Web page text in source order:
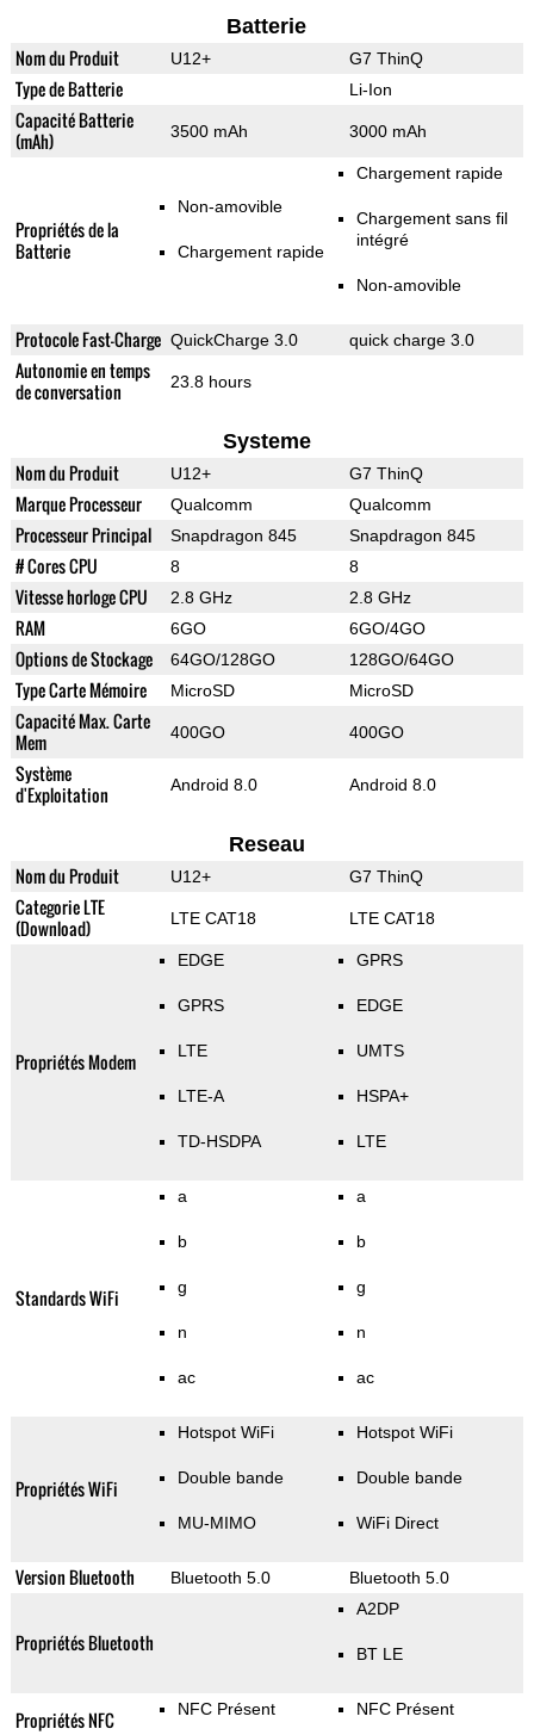
Batterie
Nom du Produit U12+ G7 ThinQ
Type de Batterie Li-Ion
Capacité Batterie
(mAh)
3500 mAh 3000 mAh
Propriétés de la
Batterie
Non-amovible
Chargement rapide
Chargement rapide
Chargement sans fil
intégré
Non-amovible
Protocole Fast-Charge QuickCharge 3.0 quick charge 3.0
Autonomie en temps
de conversation
23.8 hours
Systeme
Nom du Produit U12+ G7 ThinQ
Marque Processeur Qualcomm Qualcomm
Processeur Principal Snapdragon 845 Snapdragon 845
# Cores CPU 8 8
Vitesse horloge CPU 2.8 GHz 2.8 GHz
RAM 6GO 6GO/4GO
Options de Stockage 64GO/128GO 128GO/64GO
Type Carte Mémoire MicroSD MicroSD
Capacité Max. Carte
Mem
400GO 400GO
Système
d'Exploitation
Android 8.0 Android 8.0
Reseau
Nom du Produit U12+ G7 ThinQ
Categorie LTE
(Download)
LTE CAT18 LTE CAT18
Propriétés Modem
EDGE
GPRS
LTE
LTE-A
TD-HSDPA
GPRS
EDGE
UMTS
HSPA+
LTE
Standards WiFi
a
b
g
n
ac
a
b
g
n
ac
Propriétés WiFi
Hotspot WiFi
Double bande
MU-MIMO
Hotspot WiFi
Double bande
WiFi Direct
Version Bluetooth Bluetooth 5.0 Bluetooth 5.0
Propriétés Bluetooth
A2DP
BT LE
Propriétés NFC NFC Présent NFC Présent